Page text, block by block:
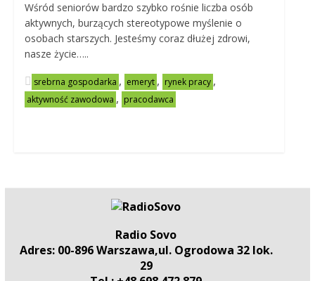
Wśród seniorów bardzo szybko rośnie liczba osób
aktywnych, burzących stereotypowe myślenie o
osobach starszych. Jesteśmy coraz dłużej zdrowi,
nasze życie…..
srebrna gospodarka , emeryt , rynek pracy ,
aktywność zawodowa , pracodawca
Radio Sovo
Adres: 00-896 Warszawa,ul. Ogrodowa 32 lok.
29